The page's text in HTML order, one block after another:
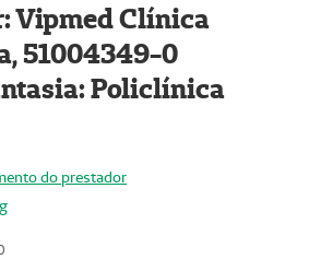
Vipmed Clínica
51004349-0
Policlínica
do prestador